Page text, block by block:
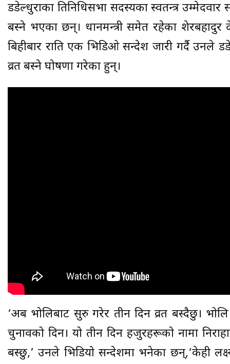
डडेल्धुराका प्रतिनिधिसभा सदस्यका स्वतन्त्र
बस्ने भएका छन्। प्रधानमन्त्री समेत रहेका शेरबहादुर
बिहीबार राति एक भिडिओ सन्देश जारी गर्दै उनले
व्रत बस्ने घोषणा गरेका हुन्।
‘अब भोलिबाट सुरु गरेर तीन दिन व्रत बस्दैछु। भोलि
चुनावको दिन। यो तीन दिन हजुरहरूको नामा
बस्छु,’ उनले भिडियो सन्देशमा भनेका छन्,‘केही